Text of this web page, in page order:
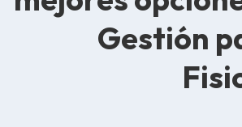
Gestión